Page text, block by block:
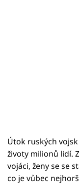
Útok ruských
životy milionů lidí.
vojáci, ženy se se
co je vůbec